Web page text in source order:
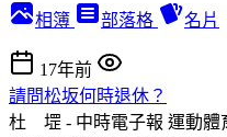
相簿 部落格 名片
17年前
請問松坂何時退休？
杜 堽 - 中時電子報 運動體